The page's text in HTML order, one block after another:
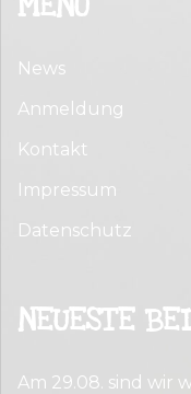
News
Anmeldung
Kontakt
Impressum
Datenschutz
NEUESTE
Am 29.08. sind wir